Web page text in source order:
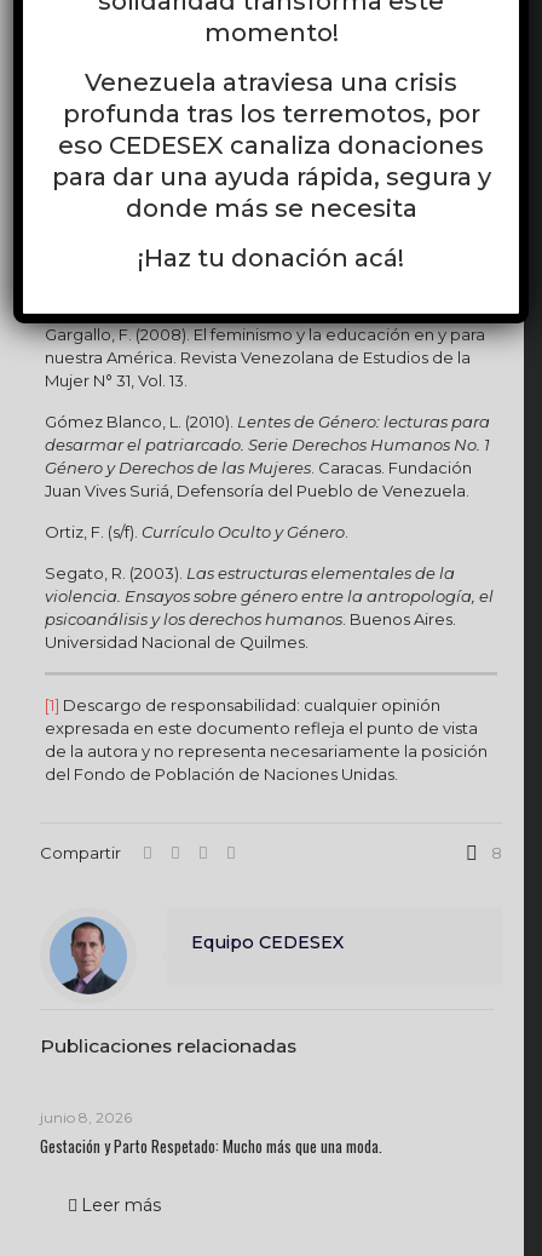
transformadora, emancipadora y firmemente basada en
el reconocimiento pleno de los derechos humanos.
Referencias bibliográficas
Cabello Martínez, M.J. y Martínez Martín, I. (2017). Aportes
teóricos de la perspectiva de género en la mejora de la
educación de las niñas en África.
Cornbleth, C. (1998).¿Más allá del currículo oculto?
Fischetti, N. y Alvardo, M. (2015) Inscripciones feministas.
Notas críticas sobre la (re) producción del conocimiento.
Gargallo, F. (2008). El feminismo y la educación en y para
nuestra América. Revista Venezolana de Estudios de la
Mujer N° 31, Vol. 13.
Gómez Blanco, L. (2010). Lentes de Género: lecturas para
desarmar el patriarcado. Serie Derechos Humanos No. 1
Género y Derechos de las Mujeres. Caracas. Fundación
Juan Vives Suriá, Defensoría del Pueblo de Venezuela.
Ortiz, F. (s/f). Currículo Oculto y Género.
Segato, R. (2003). Las estructuras elementales de la
violencia. Ensayos sobre género entre la antropología, el
psicoanálisis y los derechos humanos. Buenos Aires.
Universidad Nacional de Quilmes.
[1] Descargo de responsabilidad: cualquier opinión
expresada en este documento refleja el punto de vista
de la autora y no representa necesariamente la posición
del Fondo de Población de Naciones Unidas.
Compartir 8
Equipo CEDESEX
Publicaciones relacionadas
junio 8, 2026
Gestación y Parto Respetado: Mucho más que una moda.
Leer más
momento!
Venezuela atraviesa una crisis
profunda tras los terremotos, por
eso CEDESEX canaliza donaciones
para dar una ayuda rápida, segura y
donde más se necesita
¡Haz tu donación acá!